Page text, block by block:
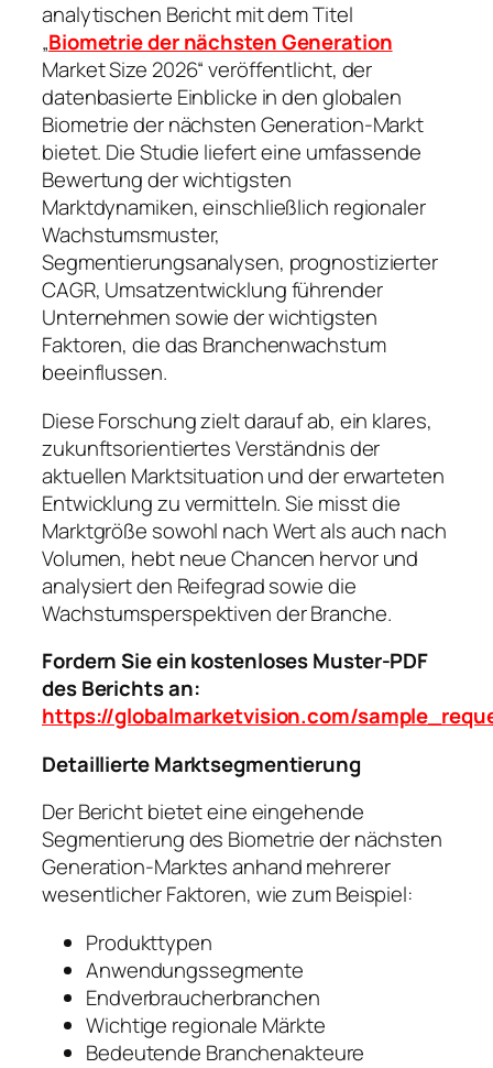
analytischen Bericht mit dem Titel
„Biometrie der nächsten Generation
Market Size 2026“ veröffentlicht, der
datenbasierte Einblicke in den globalen
Biometrie der nächsten Generation-Markt
bietet. Die Studie liefert eine umfassende
Bewertung der wichtigsten
Marktdynamiken, einschließlich regionaler
Wachstumsmuster,
Segmentierungsanalysen, prognostizierter
CAGR, Umsatzentwicklung führender
Unternehmen sowie der wichtigsten
Faktoren, die das Branchenwachstum
beeinflussen.
Diese Forschung zielt darauf ab, ein klares,
zukunftsorientiertes Verständnis der
aktuellen Marktsituation und der erwarteten
Entwicklung zu vermitteln. Sie misst die
Marktgröße sowohl nach Wert als auch nach
Volumen, hebt neue Chancen hervor und
analysiert den Reifegrad sowie die
Wachstumsperspektiven der Branche.
Fordern Sie ein kostenloses Muster-PDF
des Berichts an:
https://globalmarketvision.com/
Detaillierte Marktsegmentierung
Der Bericht bietet eine eingehende
Segmentierung des Biometrie der nächsten
Generation-Marktes anhand mehrerer
wesentlicher Faktoren, wie zum Beispiel:
Produkttypen
Anwendungssegmente
Endverbraucherbranchen
Wichtige regionale Märkte
Bedeutende Branchenakteure